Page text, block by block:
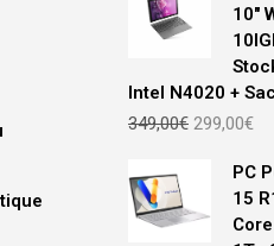
10"
Intel N4020 +
349,00€ Le
349,00€.
299,00€Le
PC
15